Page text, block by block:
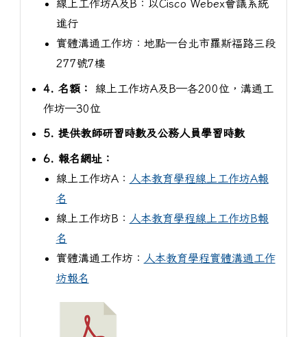
線上工作坊A及B：以Cisco Webex會議系統
進行
實體溝通工作坊：地點─台北市羅斯福路三段
277號7樓
4. 名額：
線上工作坊A及B─各200位，溝通工
作坊─30位
5. 提供教師研習時數及公務人員學習時數
6. 報名網址：
線上工作坊A：
人本教育學程線上工作坊A報
名
線上工作坊B：
人本教育學程線上工作坊B報
名
實體溝通工作坊：
人本教育學程實體溝通工作
坊報名